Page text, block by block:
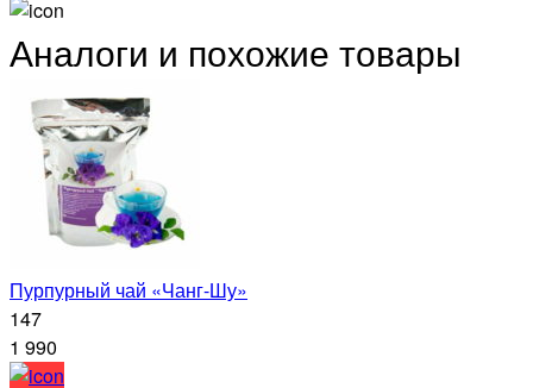
Аналоги и похожие товары
Пурпурный чай «Чанг-Шу»
147
1 990